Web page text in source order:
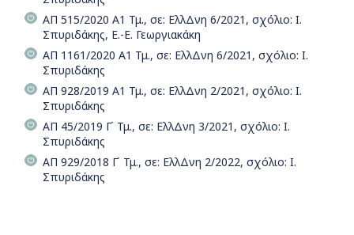
ΑΠ 515/2020 Α1 Τμ., σε: ΕλλΔνη 6/2021, σχόλιο: Ι.
Σπυριδάκης, Ε.-Ε. Γεωργιακάκη
ΑΠ 1161/2020 Α1 Τμ., σε: ΕλλΔνη 6/2021, σχόλιο: Ι.
Σπυριδάκης
ΑΠ 928/2019 Α1 Τμ., σε: ΕλλΔνη 2/2021, σχόλιο: Ι.
Σπυριδάκης
ΑΠ 45/2019 Γ΄ Τμ., σε: ΕλλΔνη 3/2021, σχόλιο: Ι.
Σπυριδάκης
ΑΠ 929/2018 Γ΄ Τμ., σε: ΕλλΔνη 2/2022, σχόλιο: Ι.
Σπυριδάκης